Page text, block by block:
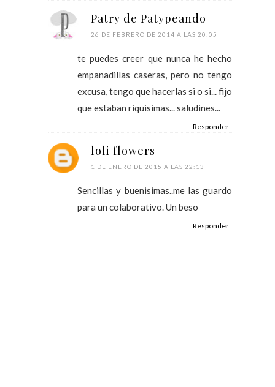
Patry de Patypeando
26 DE FEBRERO DE 2014 A LAS 20:05
te puedes creer que nunca he hecho
empanadillas caseras, pero no tengo
excusa, tengo que hacerlas si o si... fijo
que estaban riquisimas... saludines...
Responder
loli flowers
1 DE ENERO DE 2015 A LAS 22:13
Sencillas y buenisimas..me las guardo
para un colaborativo. Un beso
Responder